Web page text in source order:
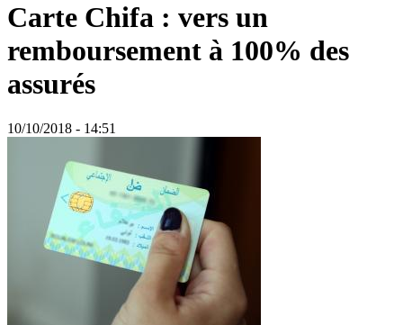
Carte Chifa : vers un
remboursement à 100% des
assurés
10/10/2018 - 14:51